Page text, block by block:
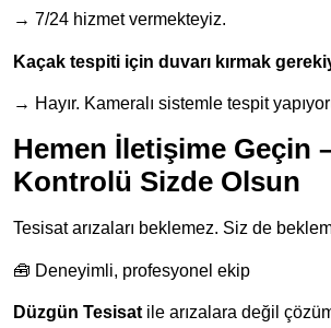
→ 7/24 hizmet vermekteyiz.
Kaçak tespiti için duvarı kırmak
→ Hayır. Kameralı sistemle tespit
Hemen İletişime Geçin
Kontrolü Sizde Olsun
Tesisat arızaları beklemez. Siz de
🧰 Deneyimli, profesyonel ekip
Düzgün Tesisat ile arızalara değil